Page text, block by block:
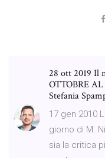
28 ott 2019 Il
OTTOBRE
Stefania
17 gen 2010
giorno di M.
sia la critica